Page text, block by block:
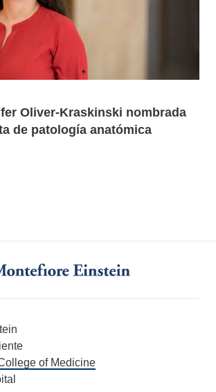
Oliver-Kraskinski nombrada
de patología anatómica
of Medicine